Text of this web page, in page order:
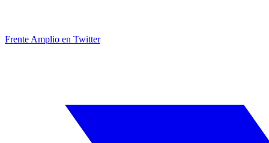
Frente Amplio en Twitter